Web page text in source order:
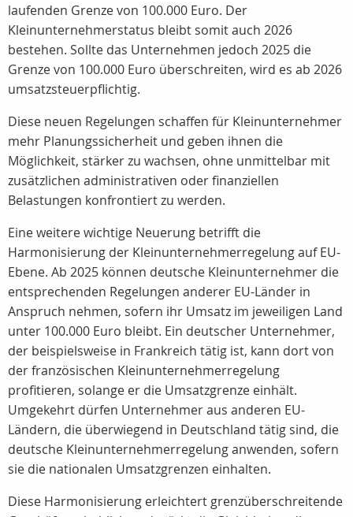
laufenden Grenze von 100.000 Euro. Der
Kleinunternehmerstatus bleibt somit auch 2026
bestehen. Sollte das Unternehmen jedoch 2025 die
Grenze von 100.000 Euro überschreiten, wird es ab 2026
umsatzsteuerpflichtig.
Diese neuen Regelungen schaffen für Kleinunternehmer
mehr Planungssicherheit und geben ihnen die
Möglichkeit, stärker zu wachsen, ohne unmittelbar mit
zusätzlichen administrativen oder finanziellen
Belastungen konfrontiert zu werden.
Eine weitere wichtige Neuerung betrifft die
Harmonisierung der Kleinunternehmerregelung auf EU-
Ebene. Ab 2025 können deutsche Kleinunternehmer die
entsprechenden Regelungen anderer EU-Länder in
Anspruch nehmen, sofern ihr Umsatz im jeweiligen Land
unter 100.000 Euro bleibt. Ein deutscher Unternehmer,
der beispielsweise in Frankreich tätig ist, kann dort von
der französischen Kleinunternehmerregelung
profitieren, solange er die Umsatzgrenze einhält.
Umgekehrt dürfen Unternehmer aus anderen EU-
Ländern, die überwiegend in Deutschland tätig sind, die
deutsche Kleinunternehmerregelung anwenden, sofern
sie die nationalen Umsatzgrenzen einhalten.
Diese Harmonisierung erleichtert grenzüberschreitende